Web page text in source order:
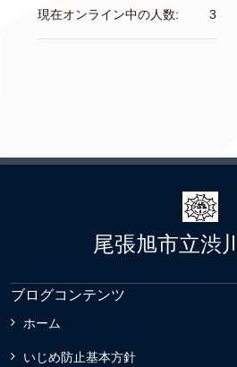
3
現在オンライン中の人数:
尾張旭市立渋
ブログコンテンツ
ホーム
いじめ防止基本方針